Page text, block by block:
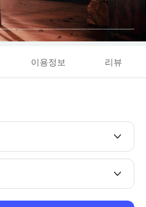
이용정보 리뷰